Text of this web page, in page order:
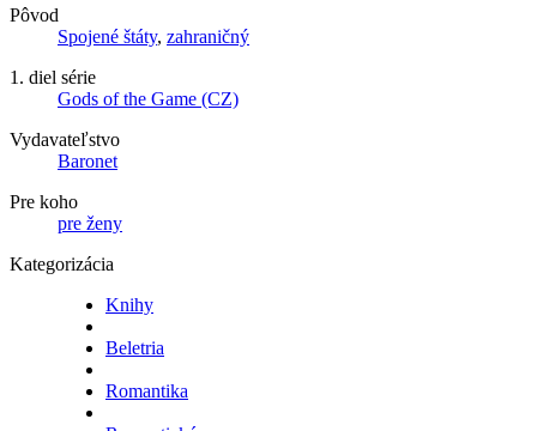
Pôvod
Spojené štáty, zahraničný
1. diel série
Gods of the Game (CZ)
Vydavateľstvo
Baronet
Pre koho
pre ženy
Kategorizácia
Knihy
Beletria
Romantika